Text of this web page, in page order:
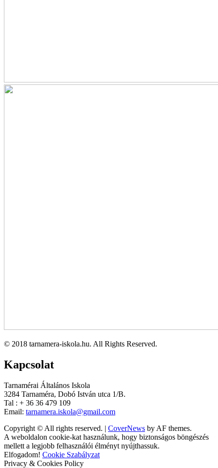
© 2018 tarnamera-iskola.hu. All Rights Reserved.
Kapcsolat
Tarnamérai Általános Iskola
3284 Tarnaméra, Dobó István utca 1/B.
Tal : + 36 36 479 109
Email: tarnamera.iskola@gmail.com
Copyright © All rights reserved. | CoverNews by AF themes.
A weboldalon cookie-kat használunk, hogy biztonságos böngészés
mellett a legjobb felhasználói élményt nyújthassuk.
Elfogadom! Cookie Szabályzat
Privacy & Cookies Policy